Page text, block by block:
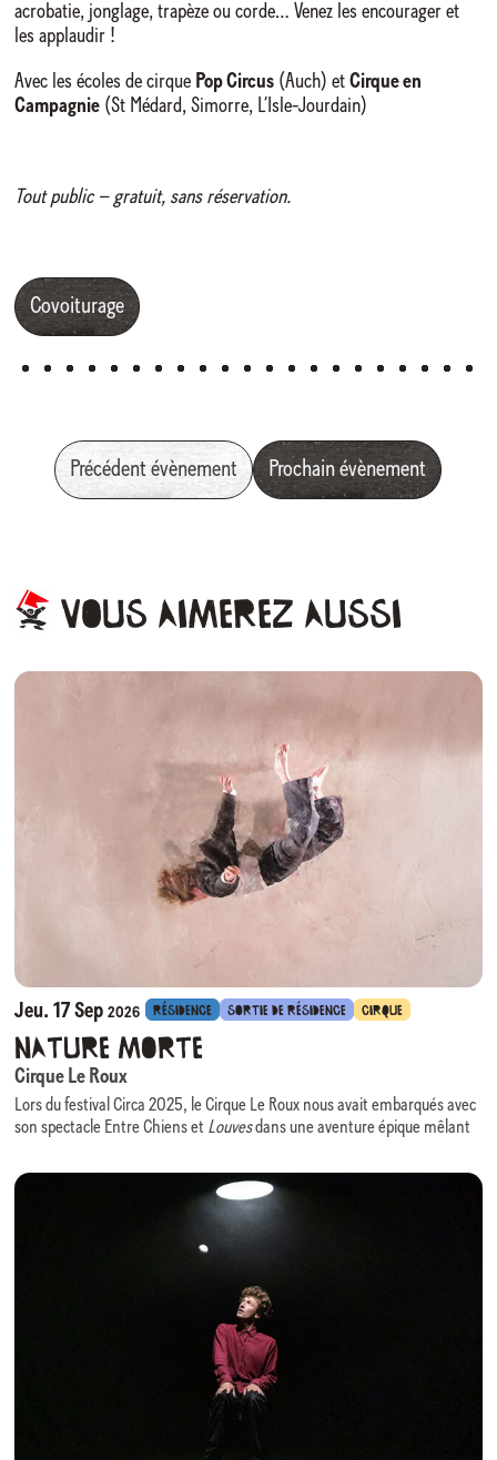
acrobatie, jonglage, trapèze ou corde… Venez les encourager et
les applaudir !
Avec les écoles de cirque Pop Circus (Auch) etCirque en
Campagnie (St Médard, Simorre, L’Isle-Jourdain)
Tout public – gratuit, sans réservation.
Covoiturage
Précédent évènement Prochain évènement
Vous aimerez aussi
Jeu. 17 Sep2026 RÉSIDENCE SORTIE DE RÉSIDENCE CIRQUE
Nature Morte
Cirque Le Roux
Lors du festival Circa 2025, le Cirque Le Roux nous avait embarqués avec
son spectacle Entre Chiens et Louvesdans une aventure épique mêlant
évolutive des plus ingénieuses.
Nous avons le plaisir d’accueillir à nouveau cette équipe, cette fois en
résidence, pour la création de son prochain spectacle :
Au croisement du cirque, du théâtre physique et de la composition
repères et interroge l’érosion de notre nature humaine, rendant visible
La scénographie, évocatrice d’une grandeur passée figée, devient un
personnage à part entière : elle enferme, impose, mais laisse apparaître
des interstices de liberté. Huit individus que tout sépare y forment une
communauté fragile mais réelle.
questionne les excès du monde tout en rappelant que
l’empathie, à l’heure de la productivité infinie, demeure notre ressource